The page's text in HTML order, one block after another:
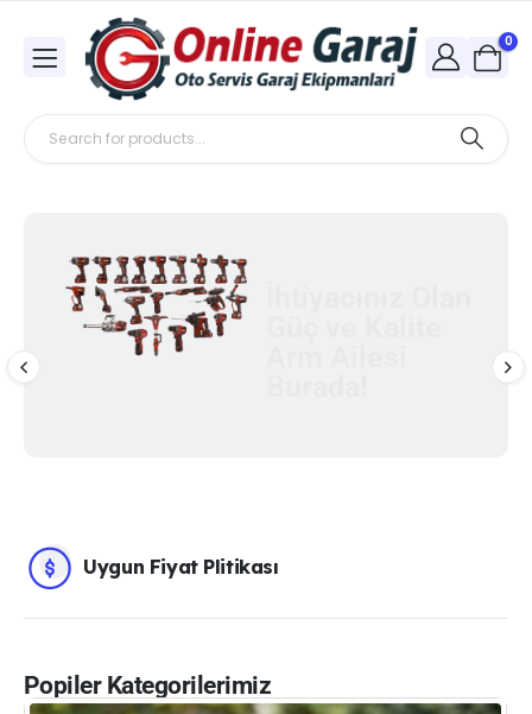
0
Uygun Fiyat Plitikası
Popiler Kategorilerimiz